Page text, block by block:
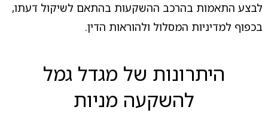
לבצע התאמות בהרכב ההשקעות בהתאם לשיקול דעתו,
בכפוף למדיניות המסלול ולהוראות הדין.
היתרונות של מגדל גמל
להשקעה מניות